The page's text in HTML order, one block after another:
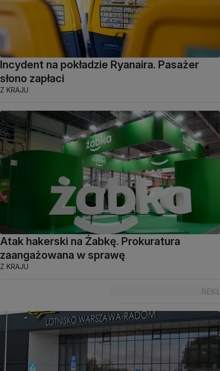
Incydent na pokładzie Ryanaira. Pasażer
słono zapłaci
Z KRAJU
Atak hakerski na Żabkę. Prokuratura
zaangażowana w sprawę
Z KRAJU